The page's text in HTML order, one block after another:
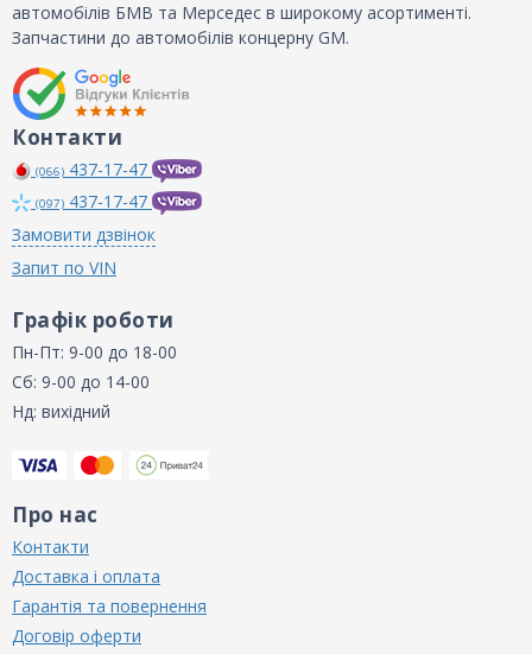
автомобілів БМВ та Мерседес в широкому асортименті.
Запчастини до автомобілів концерну GM.
Контакти
(066) 437-17-47
(097) 437-17-47
Замовити дзвінок
Запит по VIN
Графік роботи
Пн-Пт: 9-00 до 18-00
Сб: 9-00 до 14-00
Нд: вихідний
Про нас
Контакти
Доставка і оплата
Гарантія та повернення
Договір оферти